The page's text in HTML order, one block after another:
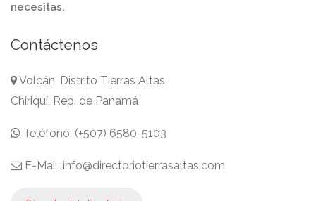
necesitas.
Contáctenos
Volcán, Distrito Tierras Altas
Chiriquí, Rep. de Panamá
Teléfono: (+507) 6580-5103
E-Mail: info@directoriotierrasaltas.com